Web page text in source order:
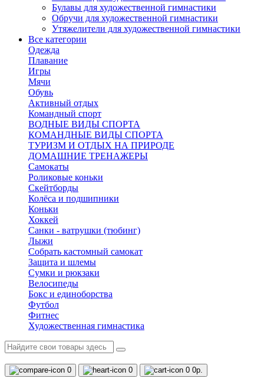
Булавы для художественной гимнастики
Обручи для художественной гимнастики
Утяжелители для художественной гимнастики
Все категории
Одежда
Плавание
Игры
Мячи
Обувь
Активный отдых
Командный спорт
ВОДНЫЕ ВИДЫ СПОРТА
КОМАНДНЫЕ ВИДЫ СПОРТА
ТУРИЗМ И ОТДЫХ НА ПРИРОДЕ
ДОМАШНИЕ ТРЕНАЖЕРЫ
Самокаты
Роликовые коньки
Скейтборды
Колёса и подшипники
Коньки
Хоккей
Санки - ватрушки (тюбинг)
Лыжи
Собрать кастомный самокат
Защита и шлемы
Сумки и рюкзаки
Велосипеды
Бокс и единоборства
Футбол
Фитнес
Художественная гимнастика
0 0 0 0р.